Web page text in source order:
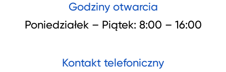
Godziny otwarcia
Poniedziałek – Piątek: 8:00 – 16:00
Kontakt telefoniczny